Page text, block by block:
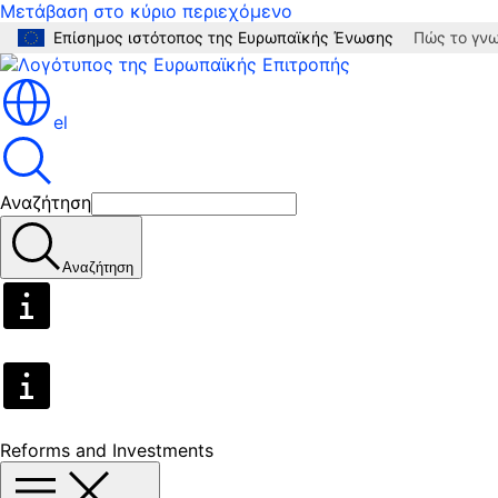
Μετάβαση στο κύριο περιεχόμενο
Επίσημος ιστότοπος της Ευρωπαϊκής Ένωσης Πώς το
el
Αναζήτηση
Αναζήτηση
Reforms and Investments